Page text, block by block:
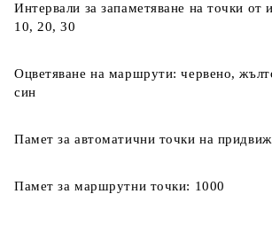
Интервали за запаметяване на точки от
10, 20, 30
Оцветяване на маршрути: червено,
син
Памет за автоматични точки на
Памет за маршрутни точки: 1000